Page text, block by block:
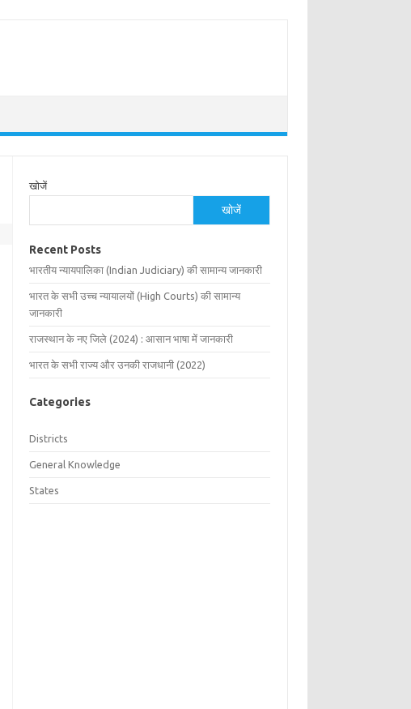
खोजें
खोजें
Recent Posts
भारतीय न्यायपालिका (Indian Judiciary) की सामान्य जानकारी
भारत के सभी उच्च न्यायालयों (High Courts) की सामान्य
जानकारी
राजस्थान के नए जिले (2024) : आसान भाषा में जानकारी
भारत के सभी राज्य और उनकी राजधानी (2022)
Categories
Districts
General Knowledge
States